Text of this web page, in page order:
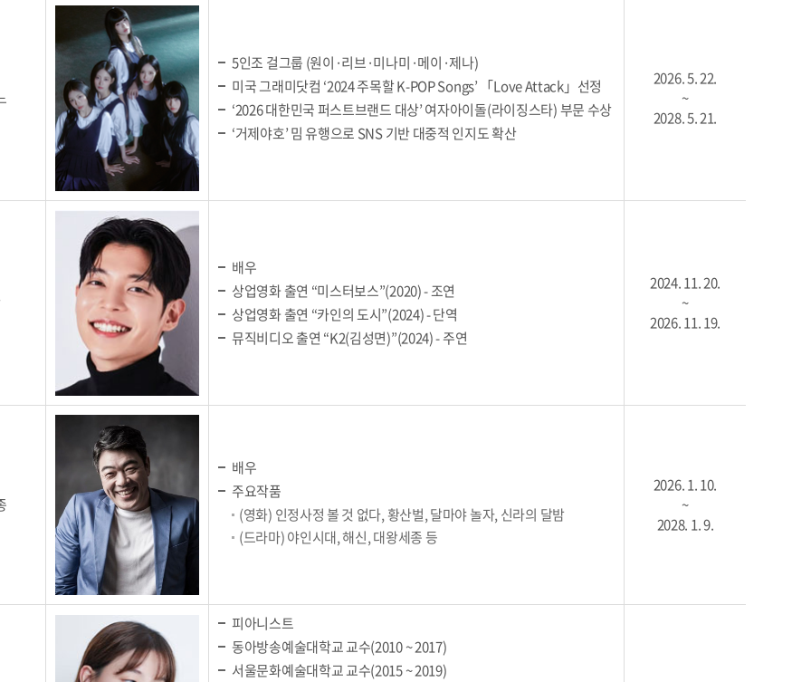
5인조 걸그룹 (원이·리브·미나미·메이·제나)
미국 그래미닷컴 ‘2024 주목할 K-POP Songs’ 「Love Attack」선정
‘2026 대한민국 퍼스트브랜드 대상’ 여자아이돌(라이징스타) 부문 수상
‘거제야호’ 밈 유행으로 SNS 기반 대중적 인지도 확산
2026. 5. 22.
~
2028. 5. 21.
배우
상업영화 출연 “미스터보스”(2020) - 조연
상업영화 출연 “카인의 도시”(2024) - 단역
뮤직비디오 출연 “K2(김성면)”(2024) - 주연
2024. 11. 20.
~
2026. 11. 19.
배우
주요작품
(영화) 인정사정 볼 것 없다, 황산벌, 달마야 놀자, 신라의 달밤
(드라마) 야인시대, 해신, 대왕세종 등
2026. 1. 10.
~
2028. 1. 9.
피아니스트
동아방송예술대학교 교수(2010 ~ 2017)
서울문화예술대학교 교수(2015 ~ 2019)